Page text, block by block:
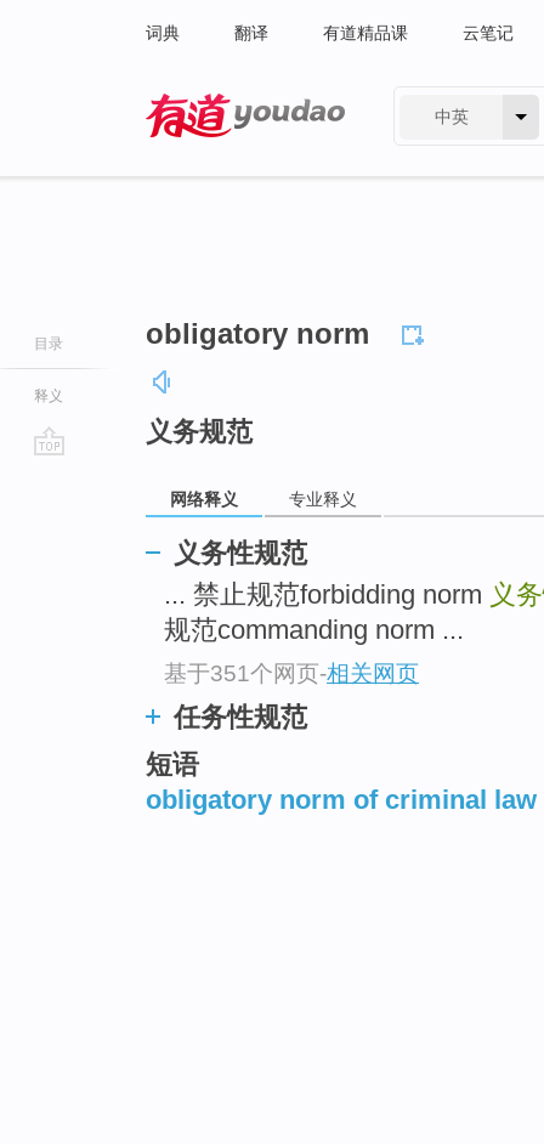
词典 翻译 有道精品课 云笔记
中英
目录
释义
obligatory norm
义务规范
网络释义 专业释义
义务性规范
... 禁止规范forbidding norm 义
规范commanding norm ...
基于351个网页-相关网页
任务性规范
短语
obligatory norm of criminal law